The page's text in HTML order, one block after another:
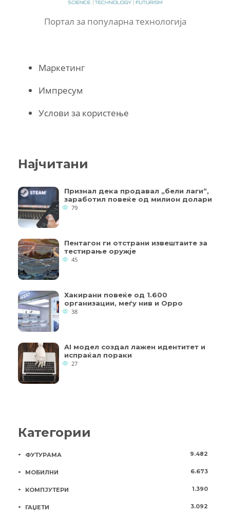
Портал за популарна технологија
Маркетинг
Импресум
Услови за користење
Најчитани
Признал дека продавал „бели лаги“,
заработил повеќе од милион долари
79
Пентагон ги отстрани извештаите за
тестирање оружје
45
Хакирани повеќе од 1.600
организации, меѓу нив и Oppo
38
AI модел создал лажен идентитет и
испраќал пораки
27
Категории
ФУТУРАМА 9.482
МОБИЛНИ 6.673
КОМПЈУТЕРИ 1.390
ГАЏЕТИ 3.092